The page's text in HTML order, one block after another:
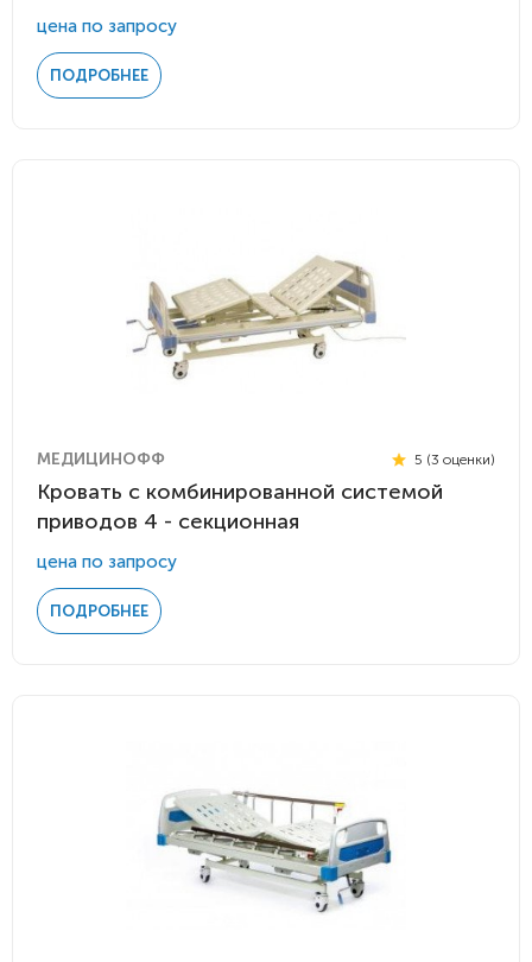
цена по запросу
ПОДРОБНЕЕ
МЕДИЦИНОФФ 5 (3 оценки)
Кровать с комбинированной системой
приводов 4 - секционная
цена по запросу
ПОДРОБНЕЕ